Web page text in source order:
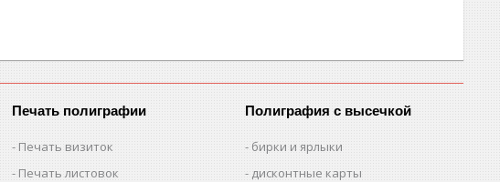
Печать полиграфии
Печать визиток
Печать листовок
Полиграфия с высечкой
бирки и ярлыки
дисконтные карты